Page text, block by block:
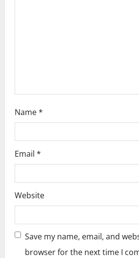
Name*
Email *
Website
Save my name, email, and
browser for the next time I